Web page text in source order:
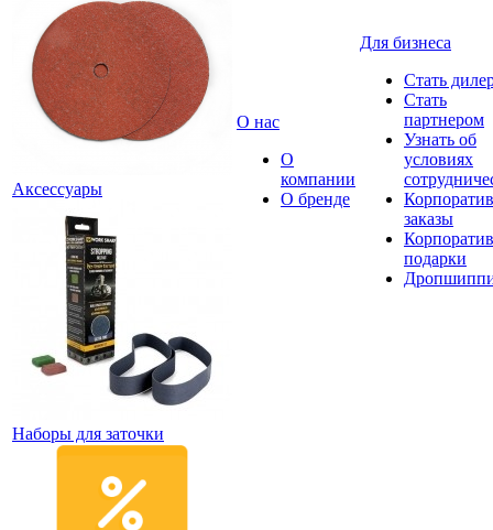
Аксессуары
Наборы для заточки
О нас
О
компании
О бренде
Для бизнеса
Стать
Стать
партнером
Узнать об
условиях
заказы
подарки